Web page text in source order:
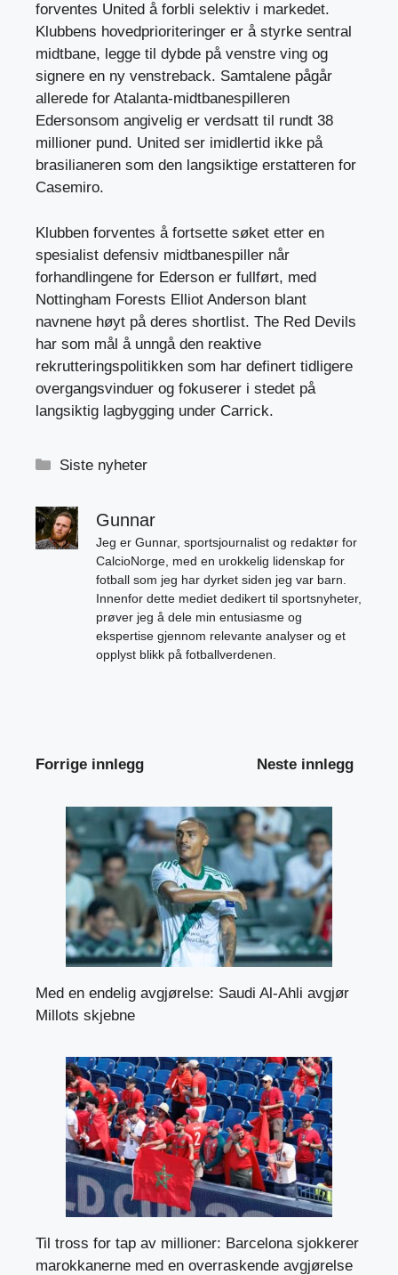
forventes United å forbli selektiv i markedet.
Klubbens hovedprioriteringer er å styrke sentral
midtbane, legge til dybde på venstre ving og
signere en ny venstreback. Samtalene pågår
allerede for Atalanta-midtbanespilleren
Edersonsom angivelig er verdsatt til rundt 38
millioner pund. United ser imidlertid ikke på
brasilianeren som den langsiktige erstatteren for
Casemiro.
Klubben forventes å fortsette søket etter en
spesialist defensiv midtbanespiller når
forhandlingene for Ederson er fullført, med
Nottingham Forests Elliot Anderson blant
navnene høyt på deres shortlist. The Red Devils
har som mål å unngå den reaktive
rekrutteringspolitikken som har definert tidligere
overgangsvinduer og fokuserer i stedet på
langsiktig lagbygging under Carrick.
Kategorier
Siste nyheter
Gunnar
Jeg er Gunnar, sportsjournalist og redaktør for
CalcioNorge, med en urokkelig lidenskap for
fotball som jeg har dyrket siden jeg var barn.
Innenfor dette mediet dedikert til sportsnyheter,
prøver jeg å dele min entusiasme og
ekspertise gjennom relevante analyser og et
opplyst blikk på fotballverdenen.
Forrige innlegg Neste innlegg
Med en endelig avgjørelse: Saudi Al-Ahli avgjør
Millots skjebne
Til tross for tap av millioner: Barcelona sjokkerer
marokkanerne med en overraskende avgjørelse